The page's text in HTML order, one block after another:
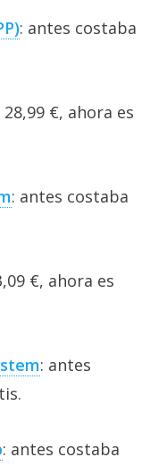
: antes costaba
€, ahora es
: antes costaba
€, ahora es
: antes
: antes costaba